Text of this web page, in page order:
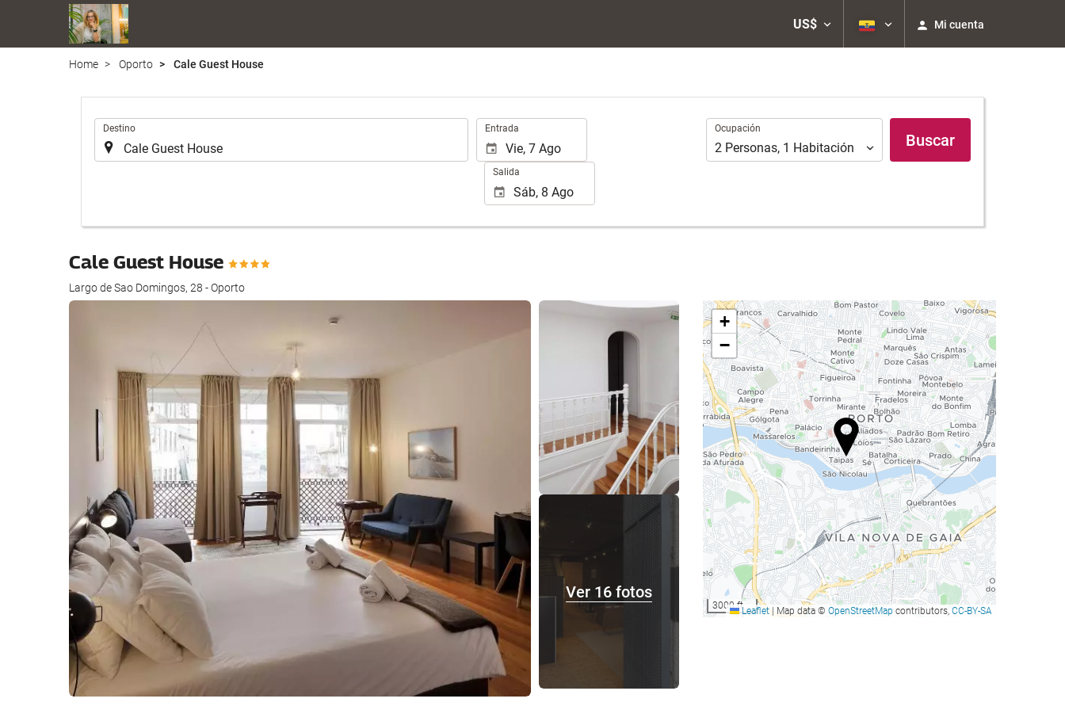
US$ Mi cuenta
Home Oporto Cale Guest House
Destino Entrada
Salida
Ocupación
Ocupación
2 Personas, 1 Habitación Buscar
Cale Guest House
Largo de Sao Domingos, 28 - Oporto
Ver 16 fotos
Ver 16 fotos
+
−
3000 ftLeaflet | Map data © OpenStreetMap contributors, CC-BY-SA